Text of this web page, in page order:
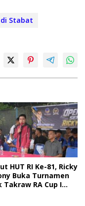
Stabat
HUT RI Ke-81, Ricky
Buka Turnamen
Takraw RA Cup I